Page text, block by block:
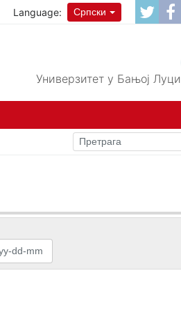
Language: Српски
Универзитет у Бањој Луци